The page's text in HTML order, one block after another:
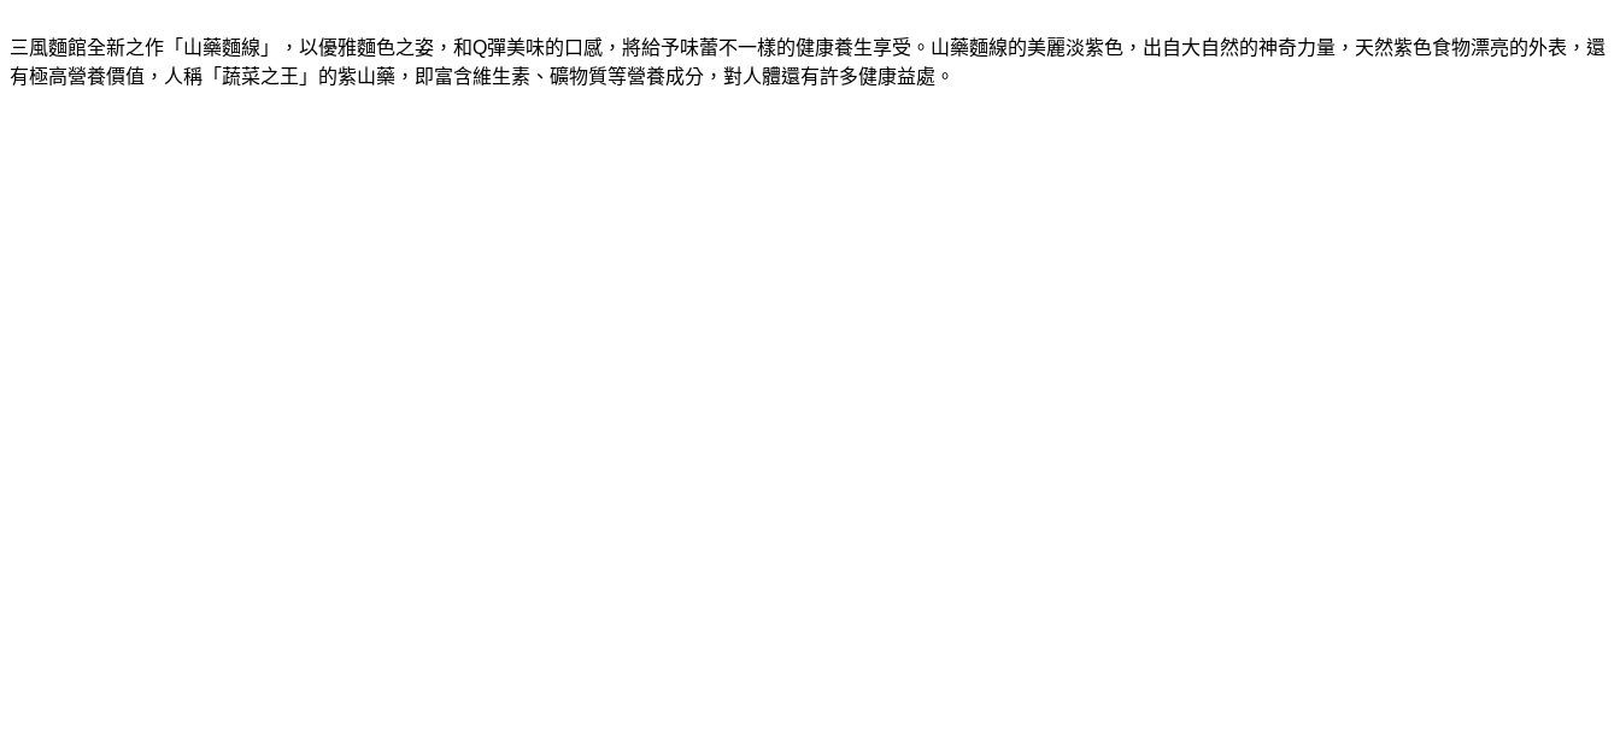
三風麵館全新之作「山藥麵線」，以優雅麵色之姿，和Q彈美味的口感，將給予味蕾不一樣的健康養生享受。山藥麵線的美麗淡紫色，出自大自然的神奇力量，天然紫色食物漂亮的外表，還
有極高營養價值，人稱「蔬菜之王」的紫山藥，即富含維生素、礦物質等營養成分，對人體還有許多健康益處。